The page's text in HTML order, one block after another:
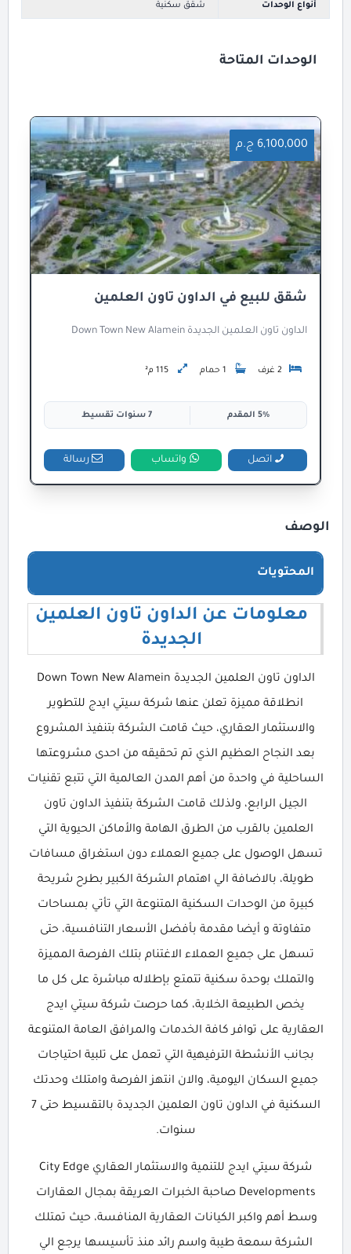
أنواع الوحدات شقق سكنية
الوحدات المتاحة
6,100,000 ج.م
شقق للبيع في الداون تاون العلمين
الداون تاون العلمين الجديدة Down Town New Alamein
2 غرف 1 حمام 115 م²
5% المقدم 7 سنوات تقسيط
اتصل واتساب رسالة
الوصف
المحتويات
معلومات عن الداون تاون العلمين
الجديدة
الداون تاون العلمين الجديدة Down Town New Alamein
انطلاقة مميزة تعلن عنها شركة سيتي ايدج للتطوير
والاستثمار العقاري، حيث قامت الشركة بتنفيذ المشروع
بعد النجاح العظيم الذي تم تحقيقه من احدى مشروعتها
الساحلية في واحدة من أهم المدن العالمية التي تتبع تقنيات
الجيل الرابع، ولذلك قامت الشركة بتنفيذ الداون تاون
العلمين بالقرب من الطرق الهامة والأماكن الحيوية التي
تسهل الوصول على جميع العملاء دون استغراق مسافات
طويلة، بالاضافة الي اهتمام الشركة الكبير بطرح شريحة
كبيرة من الوحدات السكنية المتنوعة التي تأتي بمساحات
متفاوتة و أيضا مقدمة بأفضل الأسعار التنافسية، حتى
تسهل على جميع العملاء الاغتنام بتلك الفرصة المميزة
والتملك بوحدة سكنية تتمتع بإطلاله مباشرة على كل ما
يخص الطبيعة الخلابة، كما حرصت شركة سيتي ايدج
العقارية على توافر كافة الخدمات والمرافق العامة المتنوعة
بجانب الأنشطة الترفيهية التي تعمل على تلبية احتياجات
جميع السكان اليومية، والان انتهز الفرصة وامتلك وحدتك
السكنية في الداون تاون العلمين الجديدة بالتقسيط حتى 7
سنوات.
شركة سيتي ايدج للتنمية والاستثمار العقاري City Edge
Developments صاحبة الخبرات العريقة بمجال العقارات
وسط أهم واكبر الكيانات العقارية المنافسة، حيث تمتلك
الشركة سمعة طيبة واسم رائد منذ تأسيسها يرجع الي